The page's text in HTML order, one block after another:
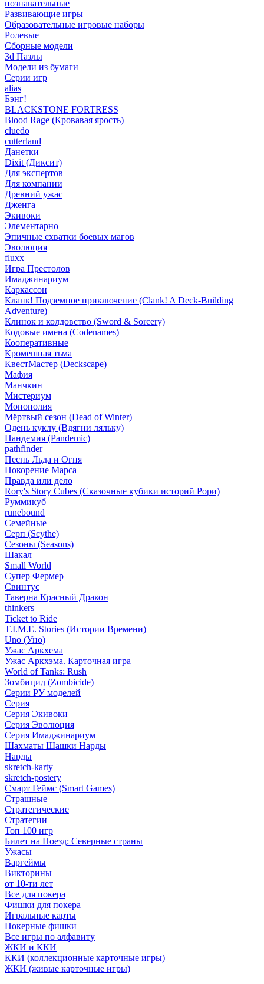
познавательные
Развивающие игры
Образовательные игровые наборы
Ролевые
Сборные модели
3d Пазлы
Модели из бумаги
Серии игр
alias
Бэнг!
BLACKSTONE FORTRESS
Blood Rage (Кровавая ярость)
cluedo
cutterland
Данетки
Dixit (Диксит)
Для экспертов
Для компании
Древний ужас
Дженга
Экивоки
Элементарно
Эпичные схватки боевых магов
Эволюция
fluxx
Игра Престолов
Имаджинариум
Каркассон
Кланк! Подземное приключение (Clank! A Deck-Building
Adventure)
Клинок и колдовство (Sword & Sorcery)
Кодовые имена (Codenames)
Кооперативные
Кромешная тьма
КвестМастер (Deckscape)
Мафия
Манчкин
Мистериум
Монополия
Мёртвый сезон (Dead of Winter)
Одень куклу (Вдягни ляльку)
Пандемия (Pandemic)
pathfinder
Песнь Льда и Огня
Покорение Марса
Правда или дело
Rory's Story Cubes (Сказочные кубики историй Рори)
Руммикуб
runebound
Семейные
Серп (Scythe)
Сезоны (Seasons)
Шакал
Small World
Супер Фермер
Свинтус
Таверна Красный Дракон
thinkers
Ticket to Ride
T.I.M.E. Stories (Истории Времени)
Uno (Уно)
Ужас Аркхема
Ужас Аркхэма. Карточная игра
World of Tanks: Rush
Зомбицид (Zombicide)
Серии РУ моделей
Серия
Серия Экивоки
Серия Эволюция
Серия Имаджинариум
Шахматы Шашки Нарды
Нарды
skretch-karty
skretch-postery
Смарт Геймс (Smart Games)
Страшные
Стратегические
Стратегии
Топ 100 игр
Билет на Поезд: Северные страны
Ужасы
Варгеймы
Викторины
от 10-ти лет
Все для покера
Фишки для покера
Игральные карты
Покерные фишки
Все игры по алфавиту
ЖКИ и ККИ
ККИ (коллекционные карточные игры)
ЖКИ (живые карточные игры)